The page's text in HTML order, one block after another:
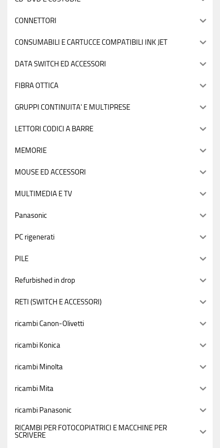
CONNETTORI
CONSUMABILI E CARTUCCE COMPATIBILI INK JET
DATA SWITCH ED ACCESSORI
FIBRA OTTICA
GRUPPI CONTINUITA' E MULTIPRESE
LETTORI CODICI A BARRE
MEMORIE
MOUSE ED ACCESSORI
MULTIMEDIA E TV
Panasonic
PC rigenerati
PILE
Refurbished in drop
RETI (SWITCH E ACCESSORI)
ricambi Canon-Olivetti
ricambi Konica
ricambi Minolta
ricambi Mita
ricambi Panasonic
RICAMBI PER FOTOCOPIATRICI E MACCHINE PER
SCRIVERE